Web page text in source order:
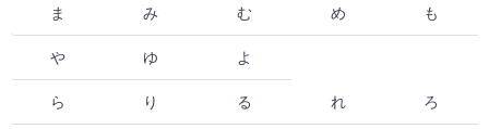
ま み む め も
や ゆ よ
ら り る れ ろ